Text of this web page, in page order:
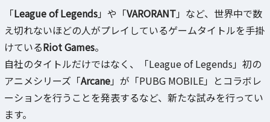
「League of Legends」や「VARORANT」など、世界中で数
え切れないほどの人がプレイしているゲームタイトルを手掛
けているRiot Games。
自社のタイトルだけではなく、「League of Legends」初の
アニメシリーズ「Arcane」が「PUBG MOBILE」とコラボレ
ーションを行うことを発表するなど、新たな試みを行ってい
ます。